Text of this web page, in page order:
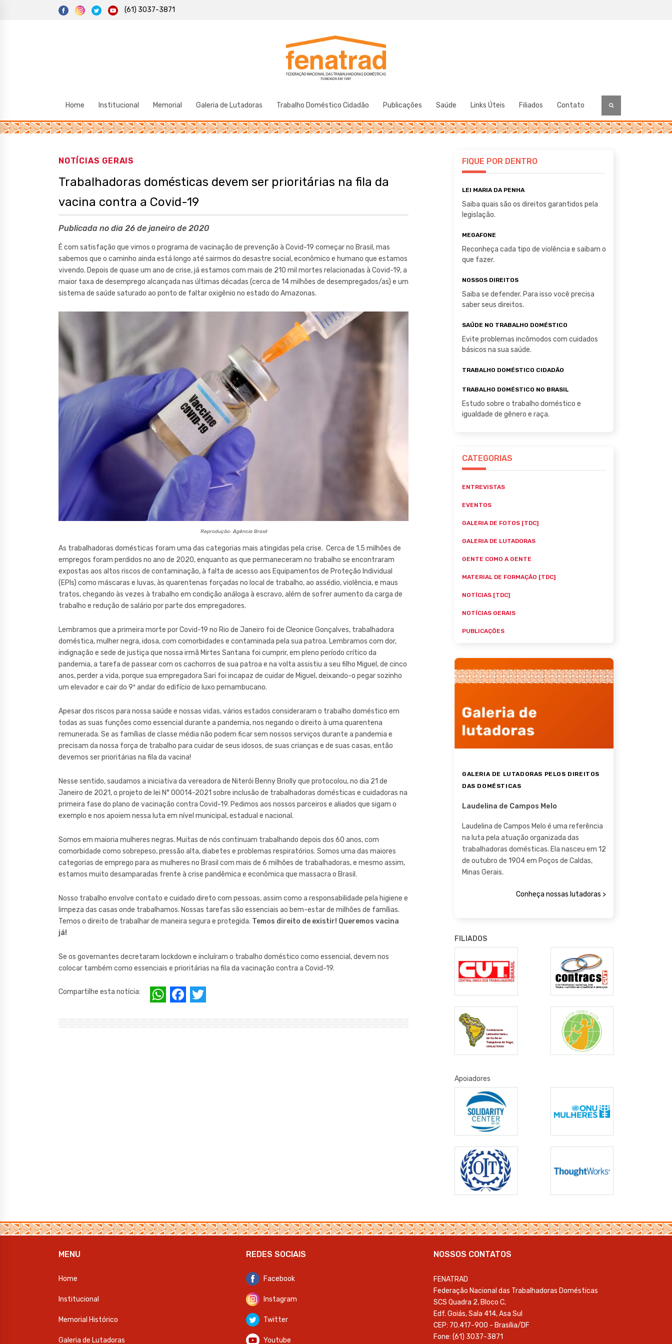
(61) 3037-3871
Fenatrad
Federação Nacional das Trabalhadoras Domésticas
Home Institucional Memorial Galeria de Lutadoras Trabalho Doméstico Cidadão Publicações Saúde Links Úteis Filiados Contato
NOTÍCIAS GERAIS
Trabalhadoras domésticas devem ser prioritárias na fila da
vacina contra a Covid-19
Publicada no dia 26 de janeiro de 2020
É com satisfação que vimos o programa de vacinação de prevenção à Covid-19 começar no Brasil, mas
sabemos que o caminho ainda está longo até sairmos do desastre social, econômico e humano que estamos
vivendo. Depois de quase um ano de crise, já estamos com mais de 210 mil mortes relacionadas à Covid-19, a
maior taxa de desemprego alcançada nas últimas décadas (cerca de 14 milhões de desempregados/as) e um
sistema de saúde saturado ao ponto de faltar oxigênio no estado do Amazonas.
Reprodução: Agência Brasil
As trabalhadoras domésticas foram uma das categorias mais atingidas pela crise. Cerca de 1.5 milhões de
empregos foram perdidos no ano de 2020, enquanto as que permaneceram no trabalho se encontraram
expostas aos altos riscos de contaminação, à falta de acesso aos Equipamentos de Proteção Individual
(EPIs) como máscaras e luvas, às quarentenas forçadas no local de trabalho, ao assédio, violência, e maus
tratos, chegando às vezes à trabalho em condição análoga à escravo, além de sofrer aumento da carga de
trabalho e redução de salário por parte dos empregadores.
Lembramos que a primeira morte por Covid-19 no Rio de Janeiro foi de Cleonice Gonçalves, trabalhadora
doméstica, mulher negra, idosa, com comorbidades e contaminada pela sua patroa. Lembramos com dor,
indignação e sede de justiça que nossa irmã Mirtes Santana foi cumprir, em pleno período crítico da
pandemia, a tarefa de passear com os cachorros de sua patroa e na volta assistiu a seu filho Miguel, de cinco
anos, perder a vida, porque sua empregadora Sari foi incapaz de cuidar de Miguel, deixando-o pegar sozinho
um elevador e cair do 9º andar do edifício de luxo pernambucano.
Apesar dos riscos para nossa saúde e nossas vidas, vários estados consideraram o trabalho doméstico em
todas as suas funções como essencial durante a pandemia, nos negando o direito à uma quarentena
remunerada. Se as famílias de classe média não podem ficar sem nossos serviços durante a pandemia e
precisam da nossa força de trabalho para cuidar de seus idosos, de suas crianças e de suas casas, então
devemos ser prioritárias na fila da vacina!
Nesse sentido, saudamos a iniciativa da vereadora de Niterói Benny Briolly que protocolou, no dia 21 de
Janeiro de 2021, o projeto de lei N° 00014-2021 sobre inclusão de trabalhadoras domésticas e cuidadoras na
primeira fase do plano de vacinação contra Covid-19. Pedimos aos nossos parceiros e aliados que sigam o
exemplo e nos apoiem nessa luta em nível municipal, estadual e nacional.
Somos em maioria mulheres negras. Muitas de nós continuam trabalhando depois dos 60 anos, com
comorbidade como sobrepeso, pressão alta, diabetes e problemas respiratórios. Somos uma das maiores
categorias de emprego para as mulheres no Brasil com mais de 6 milhões de trabalhadoras, e mesmo assim,
estamos muito desamparadas frente à crise pandêmica e econômica que massacra o Brasil.
Nosso trabalho envolve contato e cuidado direto com pessoas, assim como a responsabilidade pela higiene e
limpeza das casas onde trabalhamos. Nossas tarefas são essenciais ao bem-estar de milhões de famílias.
Temos o direito de trabalhar de maneira segura e protegida. Temos direito de existir! Queremos vacina
já!
Se os governantes decretaram lockdown e incluíram o trabalho doméstico como essencial, devem nos
colocar também como essenciais e prioritárias na fila da vacinação contra a Covid-19.
Compartilhe esta notícia:
W
F
FIQUE POR DENTRO
LEI MARIA DA PENHA
Saiba quais são os direitos garantidos pela
legislação.
MEGAFONE
Reconheça cada tipo de violência e saibam o
que fazer.
NOSSOS DIREITOS
Saiba se defender. Para isso você precisa
saber seus direitos.
SAÚDE NO TRABALHO DOMÉSTICO
Evite problemas incômodos com cuidados
básicos na sua saúde.
TRABALHO DOMÉSTICO CIDADÃO
TRABALHO DOMÉSTICO NO BRASIL
Estudo sobre o trabalho doméstico e
igualdade de gênero e raça.
CATEGORIAS
ENTREVISTAS
EVENTOS
GALERIA DE FOTOS [TDC]
GALERIA DE LUTADORAS
GENTE COMO A GENTE
MATERIAL DE FORMAÇÃO [TDC]
NOTÍCIAS [TDC]
NOTÍCIAS GERAIS
PUBLICAÇÕES
GALERIA DE LUTADORAS PELOS DIREITOS
DAS DOMÉSTICAS
Laudelina de Campos Melo
Laudelina de Campos Melo é uma referência
na luta pela atuação organizada das
trabalhadoras domésticas. Ela nasceu em 12
de outubro de 1904 em Poços de Caldas,
Minas Gerais.
Conheça nossas lutadoras >
FILIADOS
Apoiadores
MENU
Home
Institucional
Memorial Histórico
Galeria de Lutadoras
REDES SOCIAIS
Facebook
Instagram
Twitter
Youtube
NOSSOS CONTATOS
FENATRAD
Federação Nacional das Trabalhadoras Domésticas
SCS Quadra 2, Bloco C,
Edf. Goiás, Sala 414, Asa Sul
CEP: 70.417-900 - Brasília/DF
Fone: (61) 3037-3871